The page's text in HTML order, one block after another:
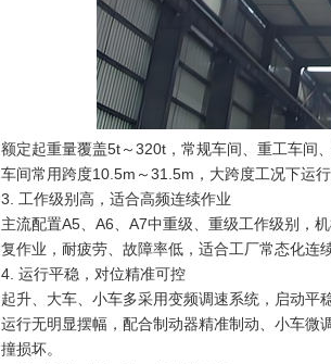
额定起重量覆盖5t～320t，常规车间、重工车间
车间常用跨度10.5m～31.5m，大跨度工况下运
3. 工作级别高，适合高频连续作业
主流配置A5、A6、A7中重级、重级工作级别，
复作业，耐疲劳、故障率低，适合工厂常态化连
4. 运行平稳，对位精准可控
起升、大车、小车多采用变频调速系统，启动平
运行无明显摆幅，配合制动器精准制动、小车微
撞损坏。